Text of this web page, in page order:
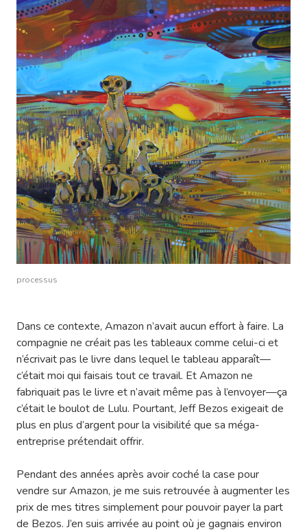
processus
Dans ce contexte, Amazon n’avait aucun effort à faire. La
compagnie ne créait pas les tableaux comme celui-ci et
n’écrivait pas le livre dans lequel le tableau apparaît—
c’était moi qui faisais tout ce travail. Et Amazon ne
fabriquait pas le livre et n’avait même pas à l’envoyer—ça
c’était le boulot de Lulu. Pourtant, Jeff Bezos exigeait de
plus en plus d’argent pour la visibilité que sa méga-
entreprise prétendait offrir.
Pendant des années après avoir coché la case pour
vendre sur Amazon, je me suis retrouvée à augmenter les
prix de mes titres simplement pour pouvoir payer la part
de Bezos. J’en suis arrivée au point où je gagnais environ